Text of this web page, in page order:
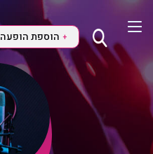
+ הוספת הופעה